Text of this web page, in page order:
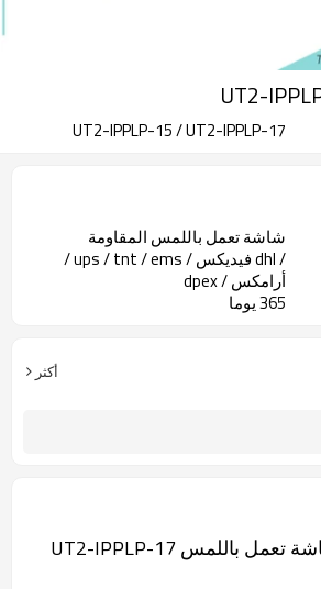
UT2-IPPLP-15 / UT2-IPPLP-17
شاشة تعمل باللمس المقاومة
/ dhl فيديكس / ups / tnt / ems /
أرامكس / dpex
365 يوما
أكثر
UT2-IPPLP-15 شاشة تعمل باللمس UT2-IPPLP-17